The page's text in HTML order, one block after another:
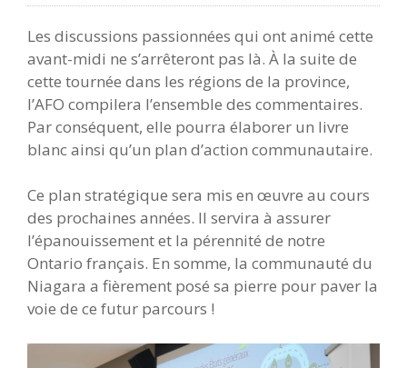
Les discussions passionnées qui ont animé cette
avant-midi ne s’arrêteront pas là. À la suite de
cette tournée dans les régions de la province,
l’AFO compilera l’ensemble des commentaires.
Par conséquent, elle pourra élaborer un livre
blanc ainsi qu’un plan d’action communautaire.
Ce plan stratégique sera mis en œuvre au cours
des prochaines années. Il servira à assurer
l’épanouissement et la pérennité de notre
Ontario français. En somme, la communauté du
Niagara a fièrement posé sa pierre pour paver la
voie de ce futur parcours !